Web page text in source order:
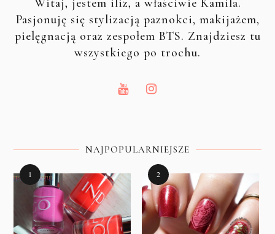
Witaj, jestem iliz, a właściwie Kamila.
Pasjonuję się stylizacją paznokci, makijażem,
pielęgnacją oraz zespołem BTS. Znajdziesz tu
wszystkiego po trochu.
NAJPOPULARNIEJSZE